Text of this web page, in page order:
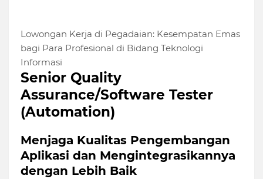
Lowongan Kerja di Pegadaian: Kesempatan Emas
bagi Para Profesional di Bidang Teknologi
Informasi
Senior Quality
Assurance/Software Tester
(Automation)
Menjaga Kualitas Pengembangan
Aplikasi dan Mengintegrasikannya
dengan Lebih Baik